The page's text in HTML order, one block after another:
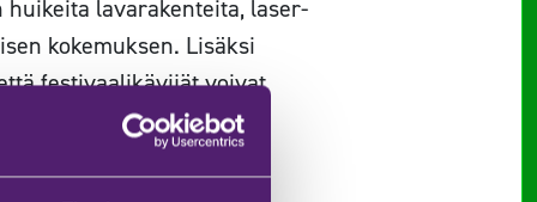
huikeita lavarakenteita, laser-
kokemuksen. Lisäksi
festivaalikävijät voivat